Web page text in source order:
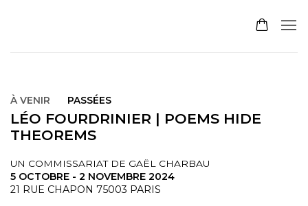
À VENIR PASSÉES
LÉO FOURDRINIER | POEMS HIDE
THEOREMS
UN COMMISSARIAT DE GAËL CHARBAU
5 OCTOBRE - 2 NOVEMBRE 2024
21 RUE CHAPON 75003 PARIS